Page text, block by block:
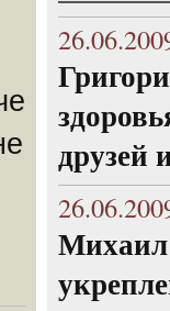
друзей
Михаил